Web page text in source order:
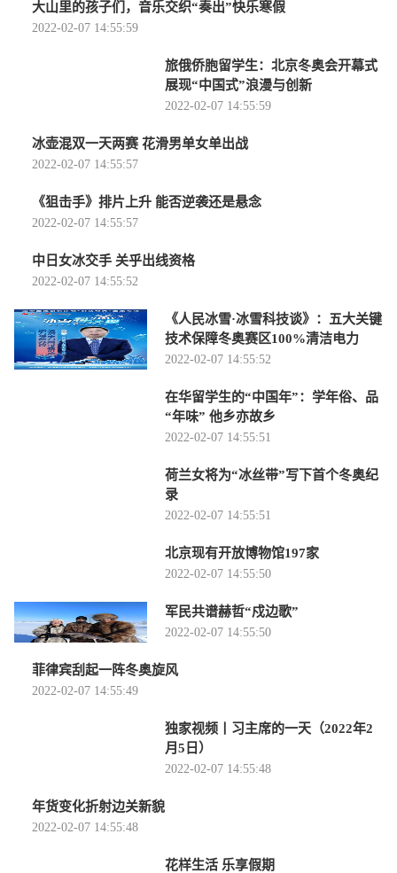
大山里的孩子们，音乐交织“奏出”快乐寒假
2022-02-07 14:55:59
旅俄侨胞留学生：北京冬奥会开幕式
展现“中国式”浪漫与创新
2022-02-07 14:55:59
冰壶混双一天两赛 花滑男单女单出战
2022-02-07 14:55:57
《狙击手》排片上升 能否逆袭还是悬念
2022-02-07 14:55:57
中日女冰交手 关乎出线资格
2022-02-07 14:55:52
《人民冰雪·冰雪科技谈》：五大关键
技术保障冬奥赛区100%清洁电力
2022-02-07 14:55:52
在华留学生的“中国年”：学年俗、品
“年味” 他乡亦故乡
2022-02-07 14:55:51
荷兰女将为“冰丝带”写下首个冬奥纪
录
2022-02-07 14:55:51
北京现有开放博物馆197家
2022-02-07 14:55:50
军民共谱赫哲“戍边歌”
2022-02-07 14:55:50
菲律宾刮起一阵冬奥旋风
2022-02-07 14:55:49
独家视频丨习主席的一天（2022年2
月5日）
2022-02-07 14:55:48
年货变化折射边关新貌
2022-02-07 14:55:48
花样生活 乐享假期